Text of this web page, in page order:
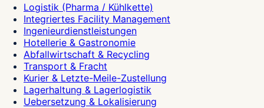
Logistik (Pharma / Kühlkette)
Integriertes Facility Management
Ingenieurdienstleistungen
Hotellerie & Gastronomie
Abfallwirtschaft & Recycling
Transport & Fracht
Kurier & Letzte-Meile-Zustellung
Lagerhaltung & Lagerlogistik
Uebersetzung & Lokalisierung